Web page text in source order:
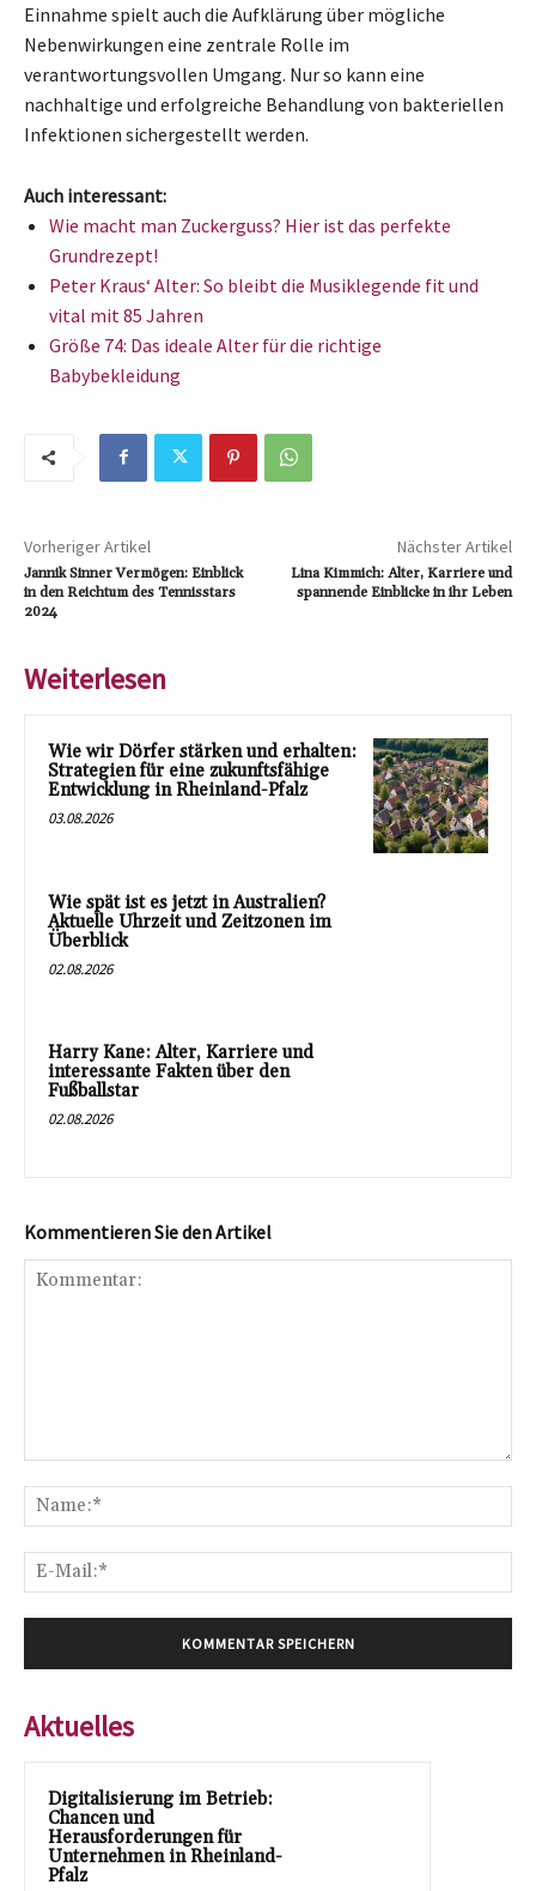
Einnahme spielt auch die Aufklärung über mögliche
Nebenwirkungen eine zentrale Rolle im
verantwortungsvollen Umgang. Nur so kann eine
nachhaltige und erfolgreiche Behandlung von bakteriellen
Infektionen sichergestellt werden.
Auch interessant:
Wie macht man Zuckerguss? Hier ist das perfekte
Grundrezept!
Peter Kraus‘ Alter: So bleibt die Musiklegende fit und
vital mit 85 Jahren
Größe 74: Das ideale Alter für die richtige
Babybekleidung
Vorheriger Artikel
Jannik Sinner Vermögen: Einblick
in den Reichtum des Tennisstars
2024
Nächster Artikel
Lina Kimmich: Alter, Karriere und
spannende Einblicke in ihr Leben
Weiterlesen
Wie wir Dörfer stärken und erhalten:
Strategien für eine zukunftsfähige
Entwicklung in Rheinland-Pfalz
03.08.2026
Wie spät ist es jetzt in Australien?
Aktuelle Uhrzeit und Zeitzonen im
Überblick
02.08.2026
Harry Kane: Alter, Karriere und
interessante Fakten über den
Fußballstar
02.08.2026
Kommentieren Sie den Artikel
Aktuelles
Digitalisierung im Betrieb:
Chancen und
Herausforderungen für
Unternehmen in Rheinland-
Pfalz